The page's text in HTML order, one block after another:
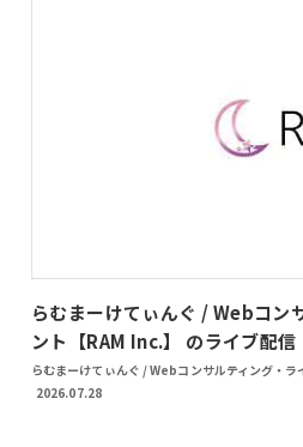
らむまーけてぃんぐ / Webコン
ント【RAM Inc.】 のライブ配信
らむまーけてぃんぐ / Webコンサルティング・ラ
2026.07.28